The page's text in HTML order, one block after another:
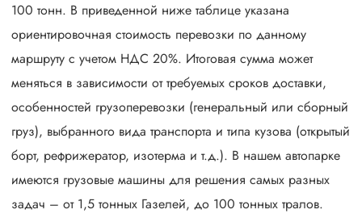
100 тонн. В приведенной ниже таблице указана
ориентировочная стоимость перевозки по данному
маршруту с учетом НДС 20%. Итоговая сумма может
меняться в зависимости от требуемых сроков доставки,
особенностей грузоперевозки (генеральный или сборный
груз), выбранного вида транспорта и типа кузова (открытый
борт, рефрижератор, изотерма и т.д.). В нашем автопарке
имеются грузовые машины для решения самых разных
задач – от 1,5 тонных Газелей, до 100 тонных тралов.